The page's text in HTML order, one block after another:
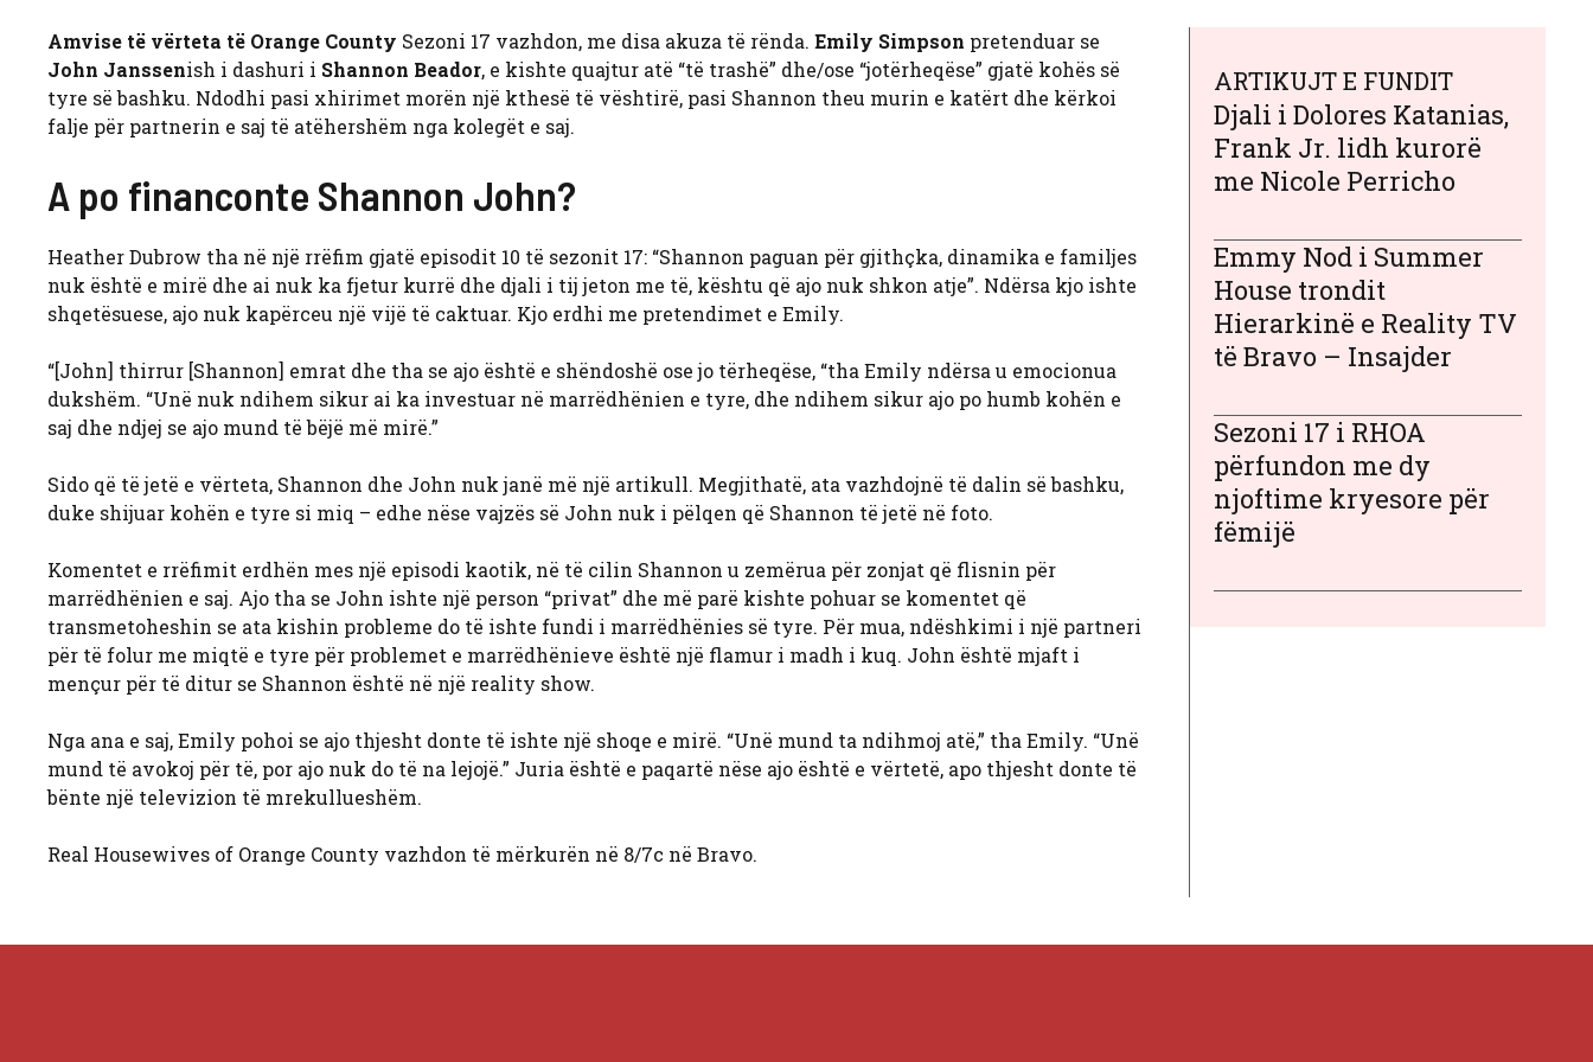
Amvise të vërteta të Orange County Sezoni 17 vazhdon, me disa akuza të rënda. Emily Simpson pretenduar se
John Janssenish i dashuri i Shannon Beador, e kishte quajtur atë “të trashë” dhe/ose “jotërheqëse” gjatë kohës së
tyre së bashku. Ndodhi pasi xhirimet morën një kthesë të vështirë, pasi Shannon theu murin e katërt dhe kërkoi
falje për partnerin e saj të atëhershëm nga kolegët e saj.
A po financonte Shannon John?
Heather Dubrow tha në një rrëfim gjatë episodit 10 të sezonit 17: “Shannon paguan për gjithçka, dinamika e familjes
nuk është e mirë dhe ai nuk ka fjetur kurrë dhe djali i tij jeton me të, kështu që ajo nuk shkon atje”. Ndërsa kjo ishte
shqetësuese, ajo nuk kapërceu një vijë të caktuar. Kjo erdhi me pretendimet e Emily.
“[John] thirrur [Shannon] emrat dhe tha se ajo është e shëndoshë ose jo tërheqëse, “tha Emily ndërsa u emocionua
dukshëm. “Unë nuk ndihem sikur ai ka investuar në marrëdhënien e tyre, dhe ndihem sikur ajo po humb kohën e
saj dhe ndjej se ajo mund të bëjë më mirë.”
Sido që të jetë e vërteta, Shannon dhe John nuk janë më një artikull. Megjithatë, ata vazhdojnë të dalin së bashku,
duke shijuar kohën e tyre si miq – edhe nëse vajzës së John nuk i pëlqen që Shannon të jetë në foto.
Komentet e rrëfimit erdhën mes një episodi kaotik, në të cilin Shannon u zemërua për zonjat që flisnin për
marrëdhënien e saj. Ajo tha se John ishte një person “privat” dhe më parë kishte pohuar se komentet që
transmetoheshin se ata kishin probleme do të ishte fundi i marrëdhënies së tyre. Për mua, ndëshkimi i një partneri
për të folur me miqtë e tyre për problemet e marrëdhënieve është një flamur i madh i kuq. John është mjaft i
mençur për të ditur se Shannon është në një reality show.
Nga ana e saj, Emily pohoi se ajo thjesht donte të ishte një shoqe e mirë. “Unë mund ta ndihmoj atë,” tha Emily. “Unë
mund të avokoj për të, por ajo nuk do të na lejojë.” Juria është e paqartë nëse ajo është e vërtetë, apo thjesht donte të
bënte një televizion të mrekullueshëm.
Real Housewives of Orange County vazhdon të mërkurën në 8/7c në Bravo.
ARTIKUJT E FUNDIT
Djali i Dolores Katanias,
Frank Jr. lidh kurorë
me Nicole Perricho
Emmy Nod i Summer
House trondit
Hierarkinë e Reality TV
të Bravo – Insajder
Sezoni 17 i RHOA
përfundon me dy
njoftime kryesore për
fëmijë